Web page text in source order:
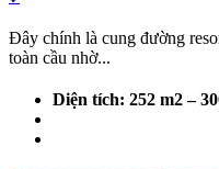
Đây chính là cung đường
toàn cầu nhờ...
Diện tích: 252 m2 –